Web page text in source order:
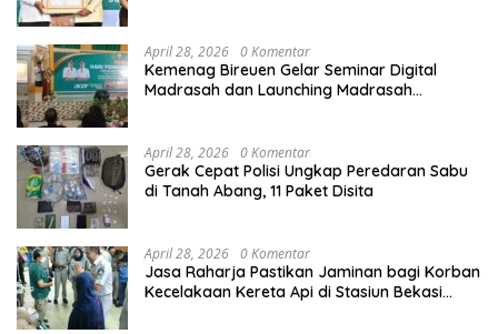
April 28, 2026 0 Komentar
Kemenag Bireuen Gelar Seminar Digital
Madrasah dan Launching Madrasah
April 28, 2026 0 Komentar
Gerak Cepat Polisi Ungkap Peredaran Sabu
di Tanah Abang, 11 Paket Disita
April 28, 2026 0 Komentar
Jasa Raharja Pastikan Jaminan bagi Korban
Kecelakaan Kereta Api di Stasiun Bekasi